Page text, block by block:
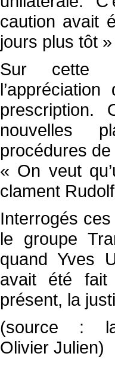
caution avait
jours plus tôt
Sur cette
prescription.
nouvelles
procédures
« On veut
clament
Interrogés
le groupe
quand Yves
avait été fait
présent, la
(source :
Olivier Julien)